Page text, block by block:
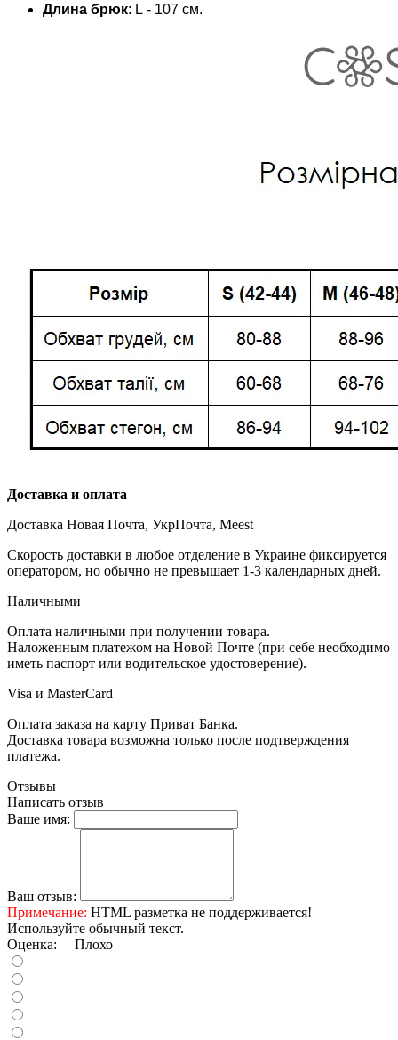
Длина брюк: L - 107 см.
Доставка и оплата
Доставка Новая Почта, УкрПочта, Meest
Скорость доставки в любое отделение в Украине фиксируется
оператором, но обычно не превышает 1-3 календарных дней.
Наличными
Оплата наличными при получении товара.
Наложенным платежом на Новой Почте (при себе необходимо
иметь паспорт или водительское удостоверение).
Visa и MasterCard
Оплата заказа на карту Приват Банка.
Доставка товара возможна только после подтверждения
платежа.
Отзывы
Написать отзыв
Ваше имя:
Ваш отзыв:
Примечание: HTML разметка не поддерживается!
Используйте обычный текст.
Оценка: Плохо